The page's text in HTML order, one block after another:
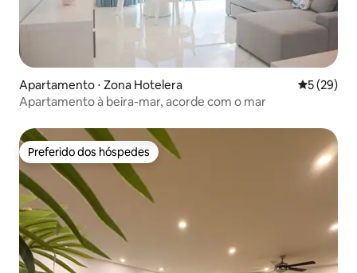
Apartamento ⋅ Zona Hotelera 5 de uma
5 (29)
Apartamento à beira-mar, acorde com o mar
Preferido dos hóspedes
Preferido dos hóspedes